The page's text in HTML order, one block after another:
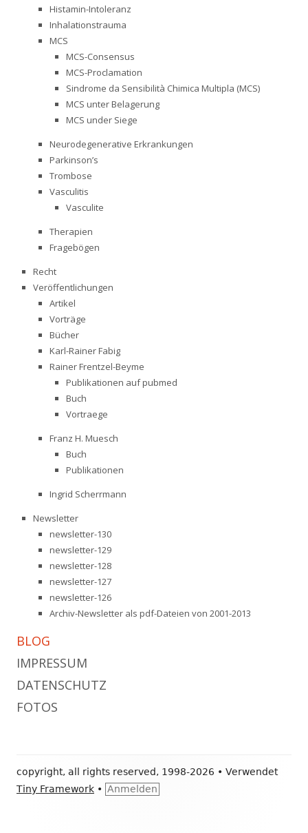
Histamin-Intoleranz
Inhalationstrauma
MCS
MCS-Consensus
MCS-Proclamation
Sindrome da Sensibilità Chimica Multipla (MCS)
MCS unter Belagerung
MCS under Siege
Neurodegenerative Erkrankungen
Parkinson’s
Trombose
Vasculitis
Vasculite
Therapien
Fragebögen
Recht
Veröffentlichungen
Artikel
Vorträge
Bücher
Karl-Rainer Fabig
Rainer Frentzel-Beyme
Publikationen auf pubmed
Buch
Vortraege
Franz H. Muesch
Buch
Publikationen
Ingrid Scherrmann
Newsletter
newsletter-130
newsletter-129
newsletter-128
newsletter-127
newsletter-126
Archiv-Newsletter als pdf-Dateien von 2001-2013
BLOG
IMPRESSUM
DATENSCHUTZ
FOTOS
Footer
Inhalt
copyright, all rights reserved, 1998-2026 • Verwendet
Tiny Framework • Anmelden